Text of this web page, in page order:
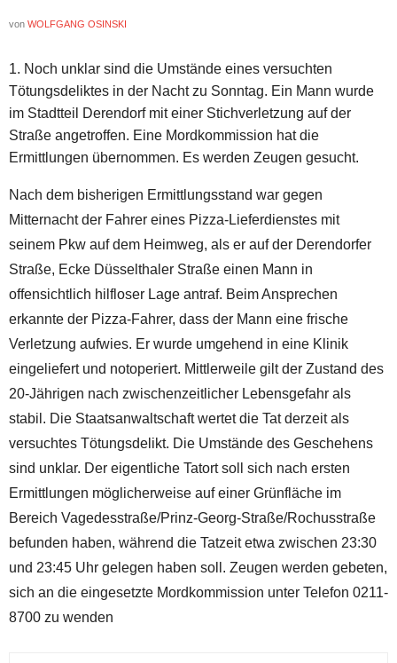
von WOLFGANG OSINSKI
Noch unklar sind die Umstände eines versuchten
Tötungsdeliktes in der Nacht zu Sonntag. Ein Mann wurde
im Stadtteil Derendorf mit einer Stichverletzung auf der
Straße angetroffen. Eine Mordkommission hat die
Ermittlungen übernommen. Es werden Zeugen gesucht.
Nach dem bisherigen Ermittlungsstand war gegen
Mitternacht der Fahrer eines Pizza-Lieferdienstes mit
seinem Pkw auf dem Heimweg, als er auf der Derendorfer
Straße, Ecke Düsselthaler Straße einen Mann in
offensichtlich hilfloser Lage antraf. Beim Ansprechen
erkannte der Pizza-Fahrer, dass der Mann eine frische
Verletzung aufwies. Er wurde umgehend in eine Klinik
eingeliefert und notoperiert. Mittlerweile gilt der Zustand des
20-Jährigen nach zwischenzeitlicher Lebensgefahr als
stabil. Die Staatsanwaltschaft wertet die Tat derzeit als
versuchtes Tötungsdelikt. Die Umstände des Geschehens
sind unklar. Der eigentliche Tatort soll sich nach ersten
Ermittlungen möglicherweise auf einer Grünfläche im
Bereich Vagedesstraße/Prinz-Georg-Straße/Rochusstraße
befunden haben, während die Tatzeit etwa zwischen 23:30
und 23:45 Uhr gelegen haben soll. Zeugen werden gebeten,
sich an die eingesetzte Mordkommission unter Telefon 0211-
8700 zu wenden